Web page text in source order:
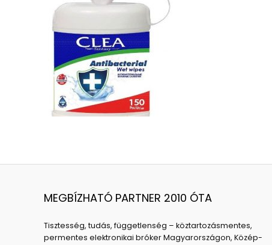
MEGBÍZHATÓ PARTNER 2010 ÓTA
Tisztesség, tudás, függetlenség – köztartozásmentes,
permentes elektronikai bróker Magyarországon, Közép-